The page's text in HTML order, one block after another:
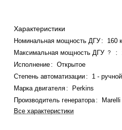
Характеристики
Номинальная мощность ДГУ:
160
Максимальная мощность ДГУ ? :
Исполнение :
Открытое
Степень автоматизации :
1 -
Марка двигателя :
Perkins
Производитель генератора:
Все характеристики